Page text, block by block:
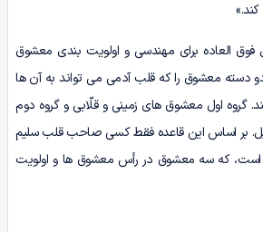
فوق العاده برای مهندسی و اولویت بندی معشوق
دسته معشوق را که قلب آدمی می تواند به آن ها
گروه اول معشوق های زمینی و قلّابی و گروه دوم
بر اساس این قاعده فقط کسی صاحب قلب سلیم
است، که سه معشوق در رأس معشوق ها و اولویت